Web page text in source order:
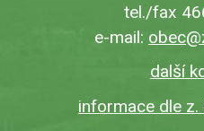
tel./fax
e-mail:
další
informace dle